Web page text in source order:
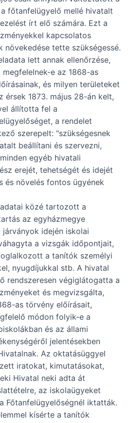
főtanfelügyelő mellé hivatalt
írt elő számára. Ezt a
kapcsolatos
növekedése tette szükségessé.
lett annak ellenőrzése,
e az 1868-as
és milyen területeket
érsek 1873. május 28-án kelt,
állította fel a
a rendelet
szerepelt: "szükségesnek
beállítani és szervezni,
egyéb hivatali
erejét, tehetségét és idejét
és növelés fontos ügyének
közé tartozott a
az egyházmegye
idején iskolai
a vizsgák időpontjait,
a tanítók személyi
nyugdíjukkal stb. A hivatal
rendszeresen végiglátogatta a
és megvizsgálta,
as törvény előírásait,
módon folyik-e a
és az állami
jelentésekben
Az oktatásüggyel
iratokat, kimutatásokat,
Hivatal neki adta át
az iskolaügyeket
Főtanfelügyelőségnél iktatták.
kísérte a tanítók